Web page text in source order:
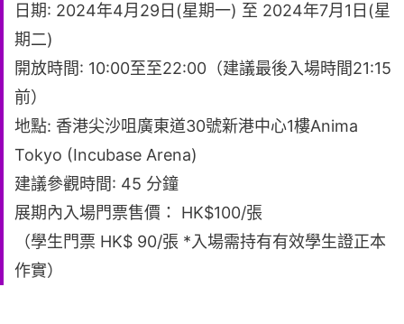
日期: 2024年4月29日(星期一) 至 2024年7月1日(星
期二)
開放時間: 10:00至至22:00（建議最後入場時間21:15
前）
地點: 香港尖沙咀廣東道30號新港中心1樓Anima
Tokyo (Incubase Arena)
建議參觀時間: 45 分鐘
展期內入場門票售價： HK$100/張
（學生門票 HK$ 90/張 *入場需持有有效學生證正本
作實）